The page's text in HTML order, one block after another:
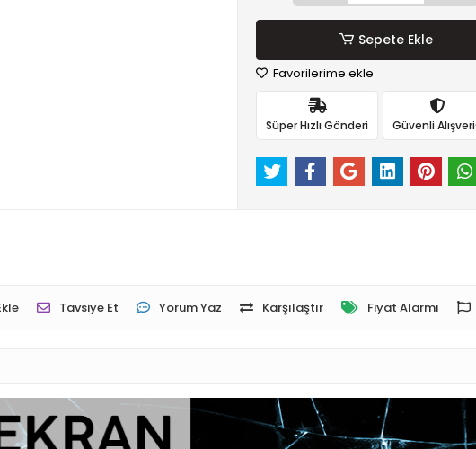
Sepete Ekle
Favorilerime ekle
Süper Hızlı Gönderi Güvenli
Tavsiye Et Yorum Yaz Karşılaştır Fiyat Alarmı